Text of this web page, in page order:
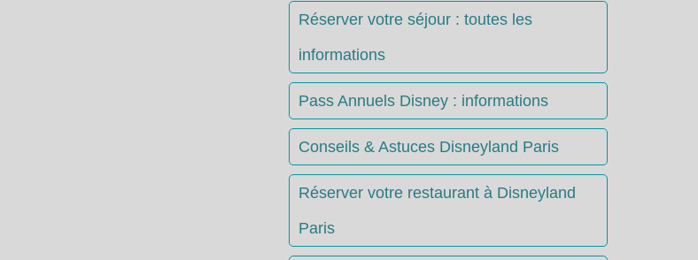
Réserver votre séjour : toutes les
informations
Pass Annuels Disney : informations
Conseils & Astuces Disneyland Paris
Réserver votre restaurant à Disneyland
Paris